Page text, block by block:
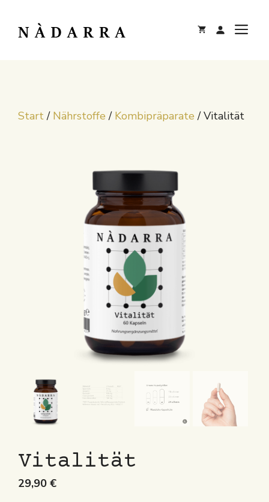
Inhalt
springen
Start/ Nährstoffe / Kombipräparate / Vitalität
Vitalität
29,90 €